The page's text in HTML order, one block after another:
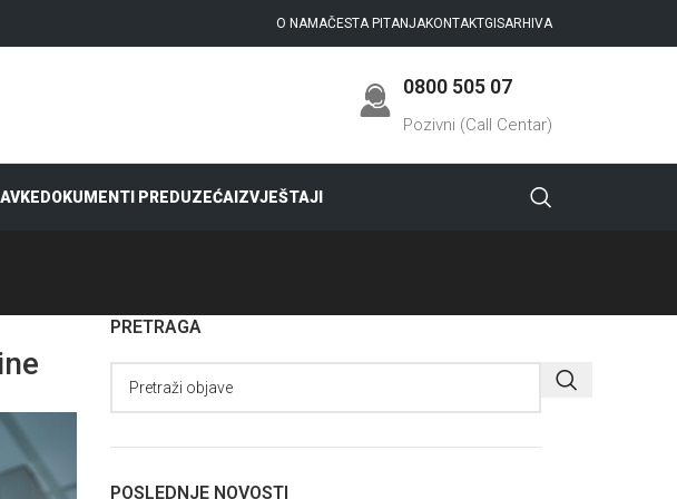
O NAMAČESTA PITANJAKONTAKTGISARHIVA
0800 505 07
Pozivni (Call Centar)
DOKUMENTI PREDUZEĆAIZVJEŠTAJI
PRETRAGA
POSLEDNJE NOVOSTI